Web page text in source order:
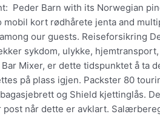
Peder Barn with its Norwegian
kort rødhårete jenta and
our guests. Reiseforsikring
sykdom, ulykke,
Mixer, er dette tidspunktet å ta
på plass igjen. Packster 80
og Shield kjettinglås.
post når dette er avklart.